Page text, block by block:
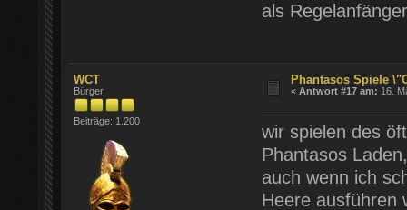
als
WCT
Bürger
Beiträge: 1.200
Phantasos Spiele
«Antwort #17 am: 16.
wir spielen des
Phantasos
auch wenn ich
Heere ausführen